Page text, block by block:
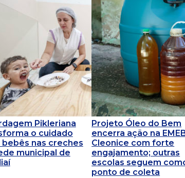
Pikleriana
o cuidado
bebês nas creches
municipal de
Projeto Óleo do Bem
encerra ação na
Cleonice com forte
engajamento; outras
escolas seguem
ponto de coleta